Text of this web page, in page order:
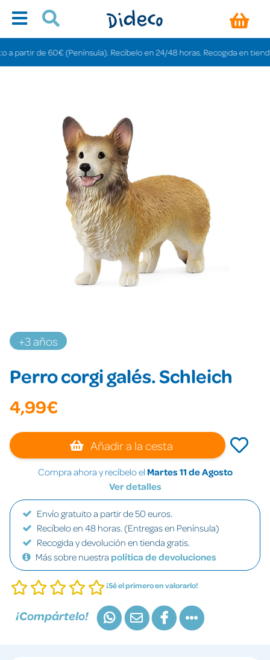
de 60€ (Península). Recíbelo en 24/48 horas. Recogida en tiendas
+3 años
Perro corgi galés. Schleich
4,99€
Añadir a la cesta
Compra ahora y recíbelo el Martes 11 de Agosto
Ver detalles
Envío gratuito a partir de 50 euros.
Recíbelo en 48 horas. (Entregas en Península)
Recogida y devolución en tienda gratis.
Más sobre nuestra política de devoluciones
¡Sé el primero en valorarlo!
¡Compártelo!